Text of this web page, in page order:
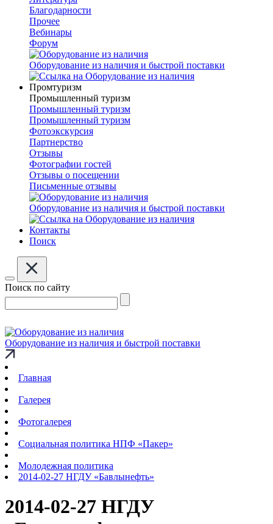
Благодарности
Прочее
Вебинары
Форум
Оборудование из наличия и быстрой поставки
Промтуризм
Промышленный туризм
Промышленный туризм
Промышленный туризм
Фотоэкскурсия
Партнерство
Отзывы
Фотографии гостей
Отзывы о посещении
Письменные отзывы
Оборудование из наличия и быстрой поставки
Контакты
Поиск
Поиск по сайту
Оборудование из наличия и быстрой поставки
Главная
Галерея
Фотогалерея
Социальная политика НПФ «Пакер»
Молодежная политика
2014-02-27 НГДУ «Бавлынефть»
2014-02-27 НГДУ